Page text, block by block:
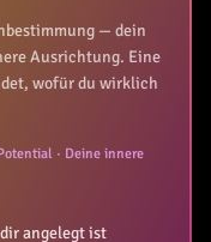
— dein
Ausrichtung. Eine
wofür du wirklich
· Deine innere
angelegt ist